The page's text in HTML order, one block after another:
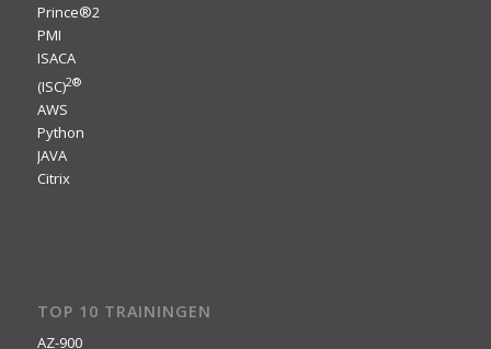
Prince®2
PMI
ISACA
(ISC)2®
AWS
Python
JAVA
Citrix
TOP 10 TRAININGEN
AZ-900